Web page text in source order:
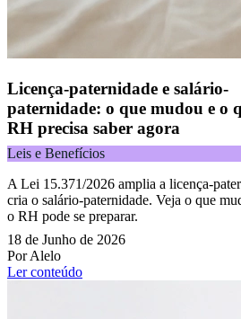
Licença-paternidade e salário-
paternidade: o que mudou e o
RH precisa saber agora
Leis e Benefícios
A Lei 15.371/2026 amplia a licença-
cria o salário-paternidade. Veja o que
o RH pode se preparar.
18 de Junho de 2026
Por Alelo
Ler conteúdo